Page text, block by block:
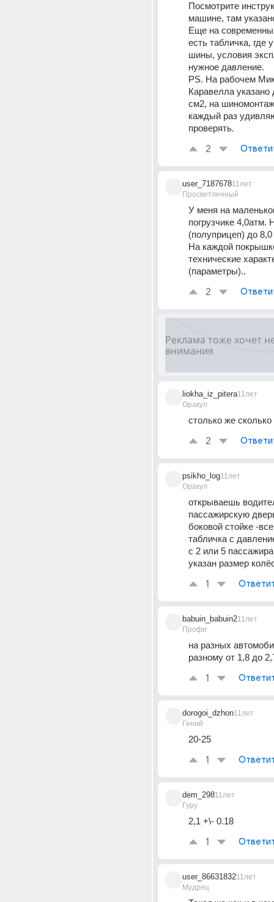
Посмотрите
машине, там
Еще на
есть табличка, где
шины, условия
нужное давление.
PS. На рабочем
Каравелла указано
см2, на
каждый раз
проверять.
2
user_7187678
Просветленный
11лет
У меня на
погрузчике 4,0атм.
(полуприцеп) до
На каждой
технические
(параметры)..
2
liokha_iz_pitera
Оракул
11лет
столько же
2
psikho_log
Оракул
11лет
открываешь
пассажирскую
боковой стойке -
табличка с
с 2 или 5
указан размер
1
babuin_babuin2
Профи
11лет
на разных
разному от 1,8 до
1
dorogoi_dzhon
Гений
11лет
20-25
1
dem_298
Гуру
11лет
2,1 +\- 0.18
1
user_86631832
Мудрец
11лет